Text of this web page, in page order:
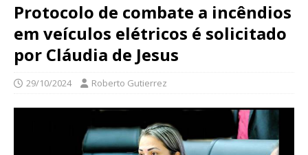
Protocolo de combate a incêndios
em veículos elétricos é solicitado
por Cláudia de Jesus
29/10/2024 Roberto Gutierrez